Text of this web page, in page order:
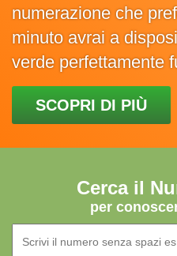
numerazione che
minuto avrai a
verde perfettamente
SCOPRI DI PIÙ
Cerca il
per